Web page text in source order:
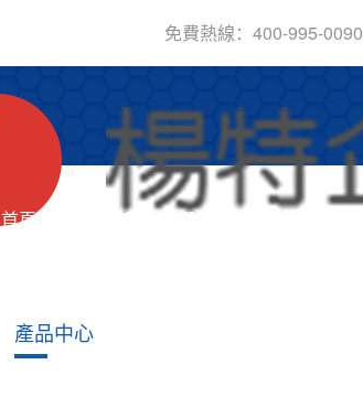
免費熱線：400-995-0090
首頁 關于我們
產品中心